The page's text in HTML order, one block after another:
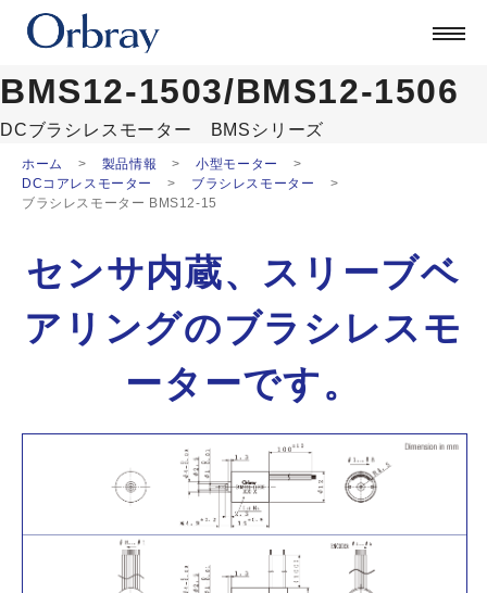
企業情報
採用
公式ブログ
日本語
English
Deutsch
BMS12-1503/BMS12-1506
DCブラシレスモーター BMSシリーズ
ホーム 製品情報
小型モーター
DCコアレスモーター
ブラシレスモーター
ブラシレスモーター BMS12-15
センサ内蔵、スリーブベ
アリングのブラシレスモ
ーターです。